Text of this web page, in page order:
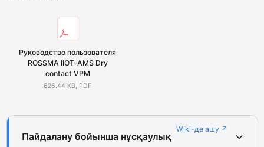
Руководство пользователя
ROSSMA IIOT-AMS Dry
contact VPM
626.44 KB, PDF
Пайдалану бойынша нұсқаулық
Wiki-де ашу ↗